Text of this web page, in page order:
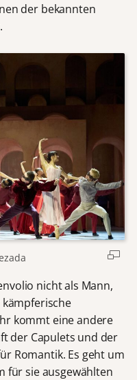
der bekannten
nicht als Mann,
kommt eine andere
der Capulets und der
Romantik. Es geht um
für sie ausgewählten